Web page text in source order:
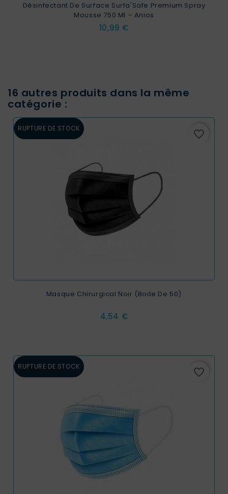
Désinfectant De Surface Surfa'Safe Premium Spray
Mousse 750 Ml – Anios
Prix
10,99 €
16 autres produits dans la même
catégorie :
RUPTURE DE STOCK favorite_border
Masque Chirurgical Noir (Boite De 50)
Prix
4,54 €
RUPTURE DE STOCK favorite_border